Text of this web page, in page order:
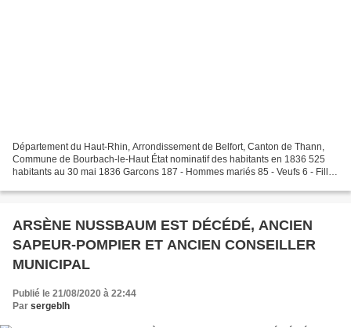
Département du Haut-Rhin, Arrondissement de Belfort, Canton de Thann,
Commune de Bourbach-le-Haut État nominatif des habitants en 1836 525
habitants au 30 mai 1836 Garcons 187 - Hommes mariés 85 - Veufs 6 - Filles
ARSÈNE NUSSBAUM EST DÉCÉDÉ, ANCIEN
SAPEUR-POMPIER ET ANCIEN CONSEILLER
MUNICIPAL
Publié le 21/08/2020 à 22:44
Par sergeblh